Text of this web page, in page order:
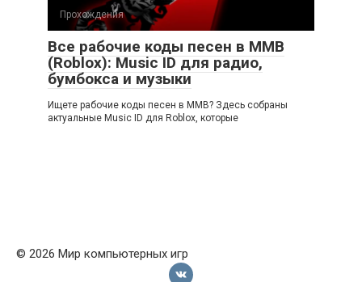
Прохождения
Все рабочие коды песен в ММВ
(Roblox): Music ID для радио,
бумбокса и музыки
Ищете рабочие коды песен в ММВ? Здесь собраны
актуальные Music ID для Roblox, которые
© 2026 Мир компьютерных игр